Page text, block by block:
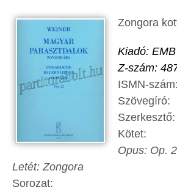
Zongora
Kiadó: EMB
Z-szám:
ISMN-
Szövegíró:
Szerkesztő:
Kötet:
Opus: Op.
Letét: Zongora
Sorozat: